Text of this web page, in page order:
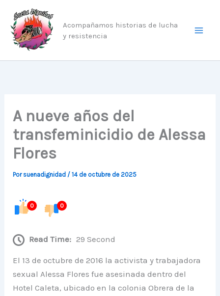
contenido
Acompañamos historias de lucha
y resistencia
A nueve años del
transfeminicidio de Alessa
Flores
Por suenadignidad /14 de octubre de 2025
0 0
Read Time: 29 Second
El 13 de octubre de 2016 la activista y trabajadora
sexual Alessa Flores fue asesinada dentro del
Hotel Caleta, ubicado en la colonia Obrera de la